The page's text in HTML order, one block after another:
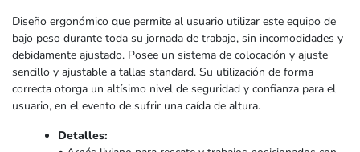
Diseño ergonómico que permite al usuario utilizar este equipo de
bajo peso durante toda su jornada de trabajo, sin incomodidades y
debidamente ajustado. Posee un sistema de colocación y ajuste
sencillo y ajustable a tallas standard. Su utilización de forma
correcta otorga un altísimo nivel de seguridad y confianza para el
usuario, en el evento de sufrir una caída de altura.
Detalles: